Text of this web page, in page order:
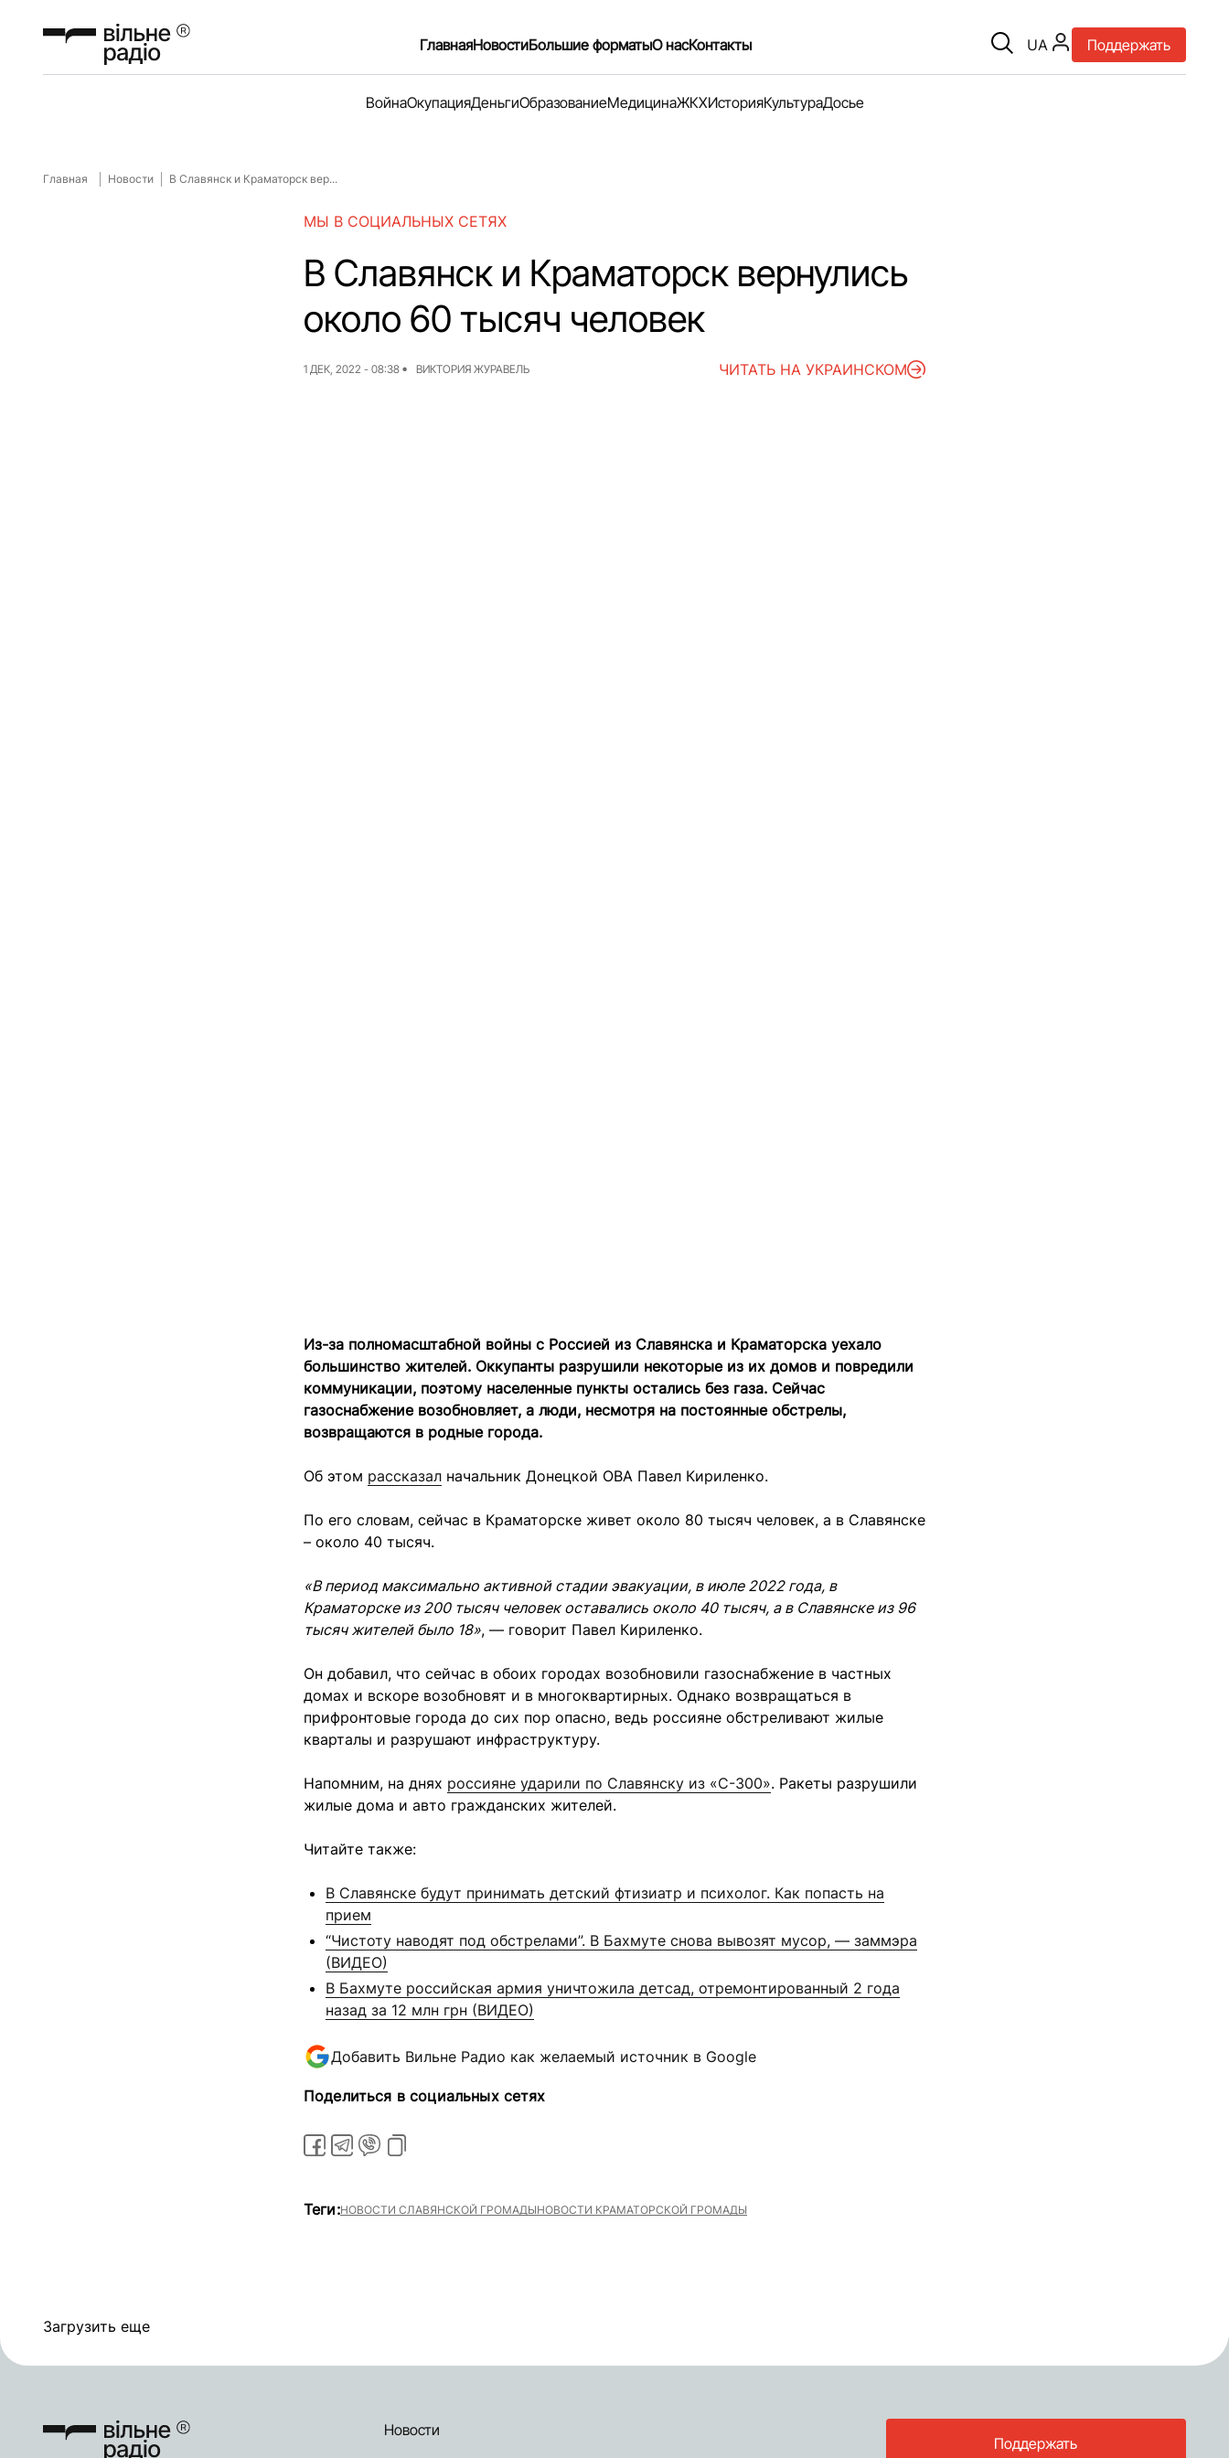
ГлавнаяНовостиБольшие форматыО насКонтакты UA Поддержать
ВойнаОкупацияДеньгиОбразованиеМедицинаЖКХИсторияКультураДосье
Главная Новости В Славянск и Краматорск вер...
МЫ В СОЦИАЛЬНЫХ СЕТЯХ
В Славянск и Краматорск вернулись
около 60 тысяч человек
1 ДЕК, 2022 - 08:38 ВИКТОРИЯ ЖУРАВЕЛЬ ЧИТАТЬ НА УКРАИНСКОМ
Из-за полномасштабной войны с Россией из Славянска и Краматорска уехало
большинство жителей. Оккупанты разрушили некоторые из их домов и повредили
коммуникации, поэтому населенные пункты остались без газа. Сейчас
газоснабжение возобновляет, а люди, несмотря на постоянные обстрелы,
возвращаются в родные города.
Об этом рассказал начальник Донецкой ОВА Павел Кириленко.
По его словам, сейчас в Краматорске живет около 80 тысяч человек, а в Славянске
– около 40 тысяч.
«В период максимально активной стадии эвакуации, в июле 2022 года, в
Краматорске из 200 тысяч человек оставались около 40 тысяч, а в Славянске из 96
тысяч жителей было 18», — говорит Павел Кириленко.
Он добавил, что сейчас в обоих городах возобновили газоснабжение в частных
домах и вскоре возобновят и в многоквартирных. Однако возвращаться в
прифронтовые города до сих пор опасно, ведь россияне обстреливают жилые
кварталы и разрушают инфраструктуру.
Напомним, на днях россияне ударили по Славянску из «С-300». Ракеты разрушили
жилые дома и авто гражданских жителей.
Читайте также:
В Славянске будут принимать детский фтизиатр и психолог. Как попасть на
прием
“Чистоту наводят под обстрелами”. В Бахмуте снова вывозят мусор, — заммэра
(ВИДЕО)
В Бахмуте российская армия уничтожила детсад, отремонтированный 2 года
назад за 12 млн грн (ВИДЕО)
Добавить Вильне Радио как желаемый источник в Google
Поделиться в социальных сетях
Теги:НОВОСТИ СЛАВЯНСКОЙ ГРОМАДЫНОВОСТИ КРАМАТОРСКОЙ ГРОМАДЫ
Загрузить еще
Новости
Поддержать